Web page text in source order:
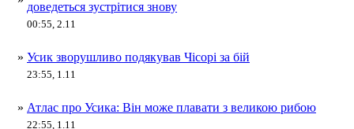
доведеться зустрітися знову
00:55, 2.11
» Усик зворушливо подякував Чісорі за бій
23:55, 1.11
» Атлас про Усика: Він може плавати з великою рибою
22:55, 1.11